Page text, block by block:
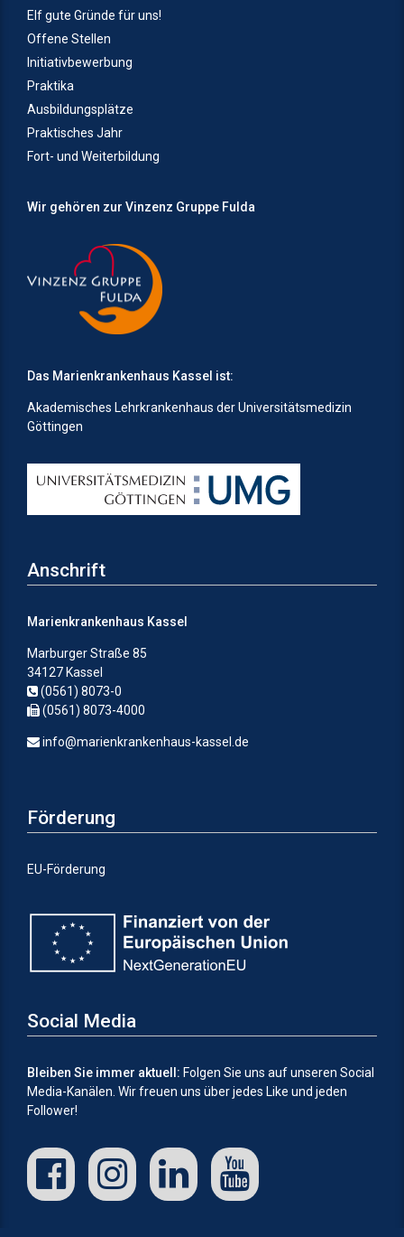
Elf gute Gründe für uns!
Offene Stellen
Initiativbewerbung
Praktika
Ausbildungsplätze
Praktisches Jahr
Fort- und Weiterbildung
Wir gehören zur Vinzenz Gruppe Fulda
Das Marienkrankenhaus Kassel ist:
Akademisches Lehrkrankenhaus der Universitätsmedizin
Göttingen
Anschrift
Marienkrankenhaus Kassel
Marburger Straße 85
34127 Kassel
(0561) 8073-0
(0561) 8073-4000
info@marienkrankenhaus-kassel.de
Förderung
EU-Förderung
Social Media
Bleiben Sie immer aktuell: Folgen Sie uns auf unseren Social
Media-Kanälen. Wir freuen uns über jedes Like und jeden
Follower!